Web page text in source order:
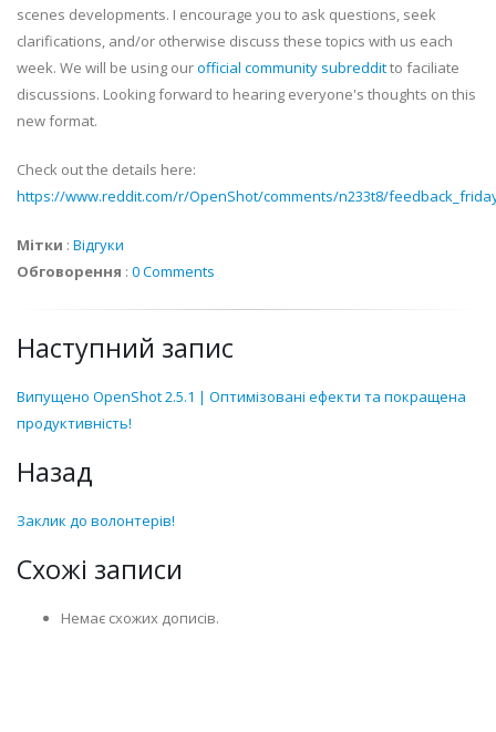
scenes developments. I encourage you to ask questions, seek
clarifications, and/or otherwise discuss these topics with us each
week. We will be using ourofficial community subredditto faciliate
discussions. Looking forward to hearing everyone's thoughts on this
new format.
Check out the details here:
https://www.reddit.com/r/OpenShot/comments/n233t8/
Мітки : Відгуки
Обговорення : 0 Comments
Наступний запис
Випущено OpenShot 2.5.1 | Оптимізовані ефекти та покращена
продуктивність!
Назад
Заклик до волонтерів!
Схожі записи
Немає схожих дописів.